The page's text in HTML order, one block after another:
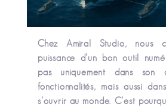
Chez Amiral Studio, nous
puissance d’un bon outil
pas uniquement dans son
fonctionnalités, mais aussi
s’ouvrir au monde. C’est